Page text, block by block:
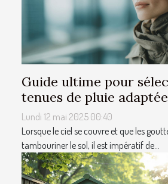
Guide ultime pour
tenues de pluie
Lundi 12 mai 2025 00:40
Lorsque le ciel se couvre et que les
tambouriner le sol, il est impératif de...